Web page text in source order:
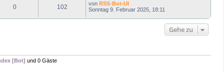
0 102 von RSS-Bot-UI
Sonntag 9. Februar 2025, 18:11
Gehe zu
[Bot] und 0 Gäste